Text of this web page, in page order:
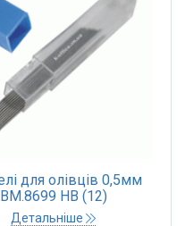
для олівців 0,5мм
BM.8699 НВ (12)
Детальніше